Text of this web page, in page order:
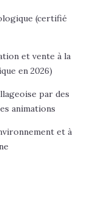
(certifié
et vente à la
en 2026)
par des
animations
et à